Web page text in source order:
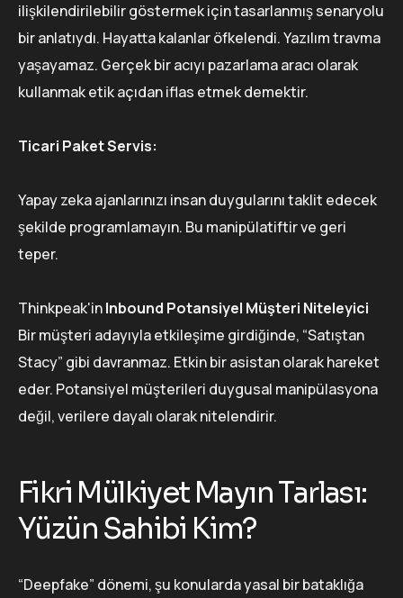
ilişkilendirilebilir göstermek için tasarlanmış senaryolu
bir anlatıydı. Hayatta kalanlar öfkelendi. Yazılım travma
yaşayamaz. Gerçek bir acıyı pazarlama aracı olarak
kullanmak etik açıdan iflas etmek demektir.
Ticari Paket Servis:
Yapay zeka ajanlarınızı insan duygularını taklit edecek
şekilde programlamayın. Bu manipülatiftir ve geri
teper.
Thinkpeak'inInbound Potansiyel Müşteri Niteleyici
Bir müşteri adayıyla etkileşime girdiğinde, “Satıştan
Stacy” gibi davranmaz. Etkin bir asistan olarak hareket
eder. Potansiyel müşterileri duygusal manipülasyona
değil, verilere dayalı olarak nitelendirir.
Fikri Mülkiyet Mayın Tarlası:
Yüzün Sahibi Kim?
“Deepfake” dönemi, şu konularda yasal bir bataklığa